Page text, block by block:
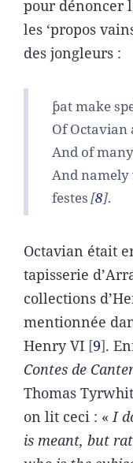
pour dénoncer
les ‘propos
des jongleurs :
ƥat make
Of Octavian
And of
And namely
festes 8 .
Octavian était
tapisserie
collections
mentionnée
Henry VI 9 .
Contes de
Thomas
on lit ceci : «I
is meant, but